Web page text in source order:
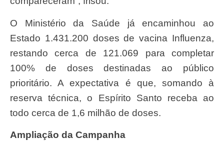
O Ministério da Saúde já encaminhou ao
Estado 1.431.200 doses de vacina Influenza,
restando cerca de 121.069 para completar
100% de doses destinadas ao público
prioritário. A expectativa é que, somando à
reserva técnica, o Espírito Santo receba ao
todo cerca de 1,6 milhão de doses.
Ampliação da Campanha